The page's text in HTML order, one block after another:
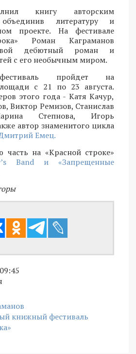
книгу авторским
объединив литературу и
проекте. На фестивале
Роман Каграманов
дебютный роман и
с его необычным миром.
пройдет на
с 21 по 23 августа.
этого года - Катя Качур,
Виктор Ремизов, Станислав
Степнова, Игорь
автор знаменитого цикла
Емец.
часть на «Красной строке»
Band и «Запрещенные
книжный фестиваль